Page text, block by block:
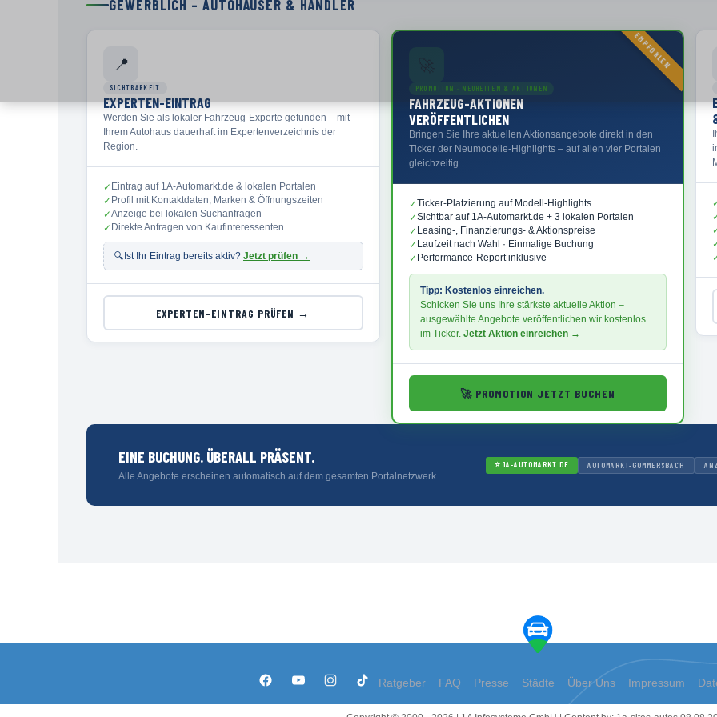
GEWERBLICH – AUTOHÄUSER & HÄNDLER
📍
SICHTBARKEIT
EXPERTEN-EINTRAG
Werden Sie als lokaler Fahrzeug-Experte gefunden – mit
Ihrem Autohaus dauerhaft im Expertenverzeichnis der
Region.
✓ Eintrag auf 1A-Automarkt.de & lokalen Portalen
✓ Profil mit Kontaktdaten, Marken & Öffnungszeiten
✓Anzeige bei lokalen Suchanfragen
✓ Direkte Anfragen von Kaufinteressenten
🔍 Ist Ihr Eintrag bereits aktiv? Jetzt prüfen →
EXPERTEN-EINTRAG PRÜFEN →
EMPFOHLEN
PROMOTION · NEUHEITEN & AKTIONEN
FAHRZEUG-AKTIONEN
VERÖFFENTLICHEN
Bringen Sie Ihre aktuellen Aktionsangebote direkt in den
Ticker der Neumodelle-Highlights – auf allen vier Portalen
gleichzeitig.
✓Ticker-Platzierung auf Modell-Highlights
✓Sichtbar auf 1A-Automarkt.de + 3 lokalen Portalen
✓ Leasing-, Finanzierungs- & Aktionspreise
✓ Laufzeit nach Wahl · Einmalige Buchung
✓ Performance-Report inklusive
Tipp: Kostenlos einreichen.
Schicken Sie uns Ihre stärkste aktuelle Aktion –
ausgewählte Angebote veröffentlichen wir kostenlos
im Ticker. Jetzt Aktion einreichen →
🚀 PROMOTION JETZT BUCHEN
EINE BUCHUNG. ÜBERALL PRÄSENT.
Alle Angebote erscheinen automatisch auf dem gesamten Portalnetzwerk.
⭐ 1A-AUTOMARKT.DE AUTOMARKT-GUMMERSBACH
Ratgeber FAQ Presse Städte Über Uns Impressum